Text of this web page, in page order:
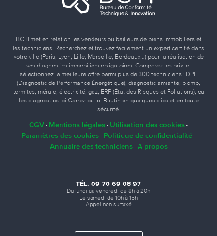
BCTI met en relation les vendeurs ou bailleurs de biens immobiliers et
les techniciens. Recherchez et trouvez facilement un expert certifié dans
votre ville (Paris, Lyon, Lille, Marseille, Bordeaux…) pour la réalisation de
vos diagnostics immobiliers obligatoires. Comparez les prix, et
sélectionnez la meilleure offre parmi plus de 300 techniciens : DPE
(Diagnostic de Performance Énergétique), diagnostic amiante, plomb,
termites, mérule, électricité, gaz, ERP (État des Risques et Pollutions), ou
les diagnostics loi Carrez ou loi Boutin en quelques clics et en toute
sécurité.
CGV - Mentions légales - Utilisation des cookies -
Paramètres des cookies - Politique de confidentialité -
Annuaire des techniciens- A propos
TÉL. 09 70 69 08 97
Du lundi au vendredi de 8h à 20h
Le samedi de 10h à 15h
Appel non surtaxé